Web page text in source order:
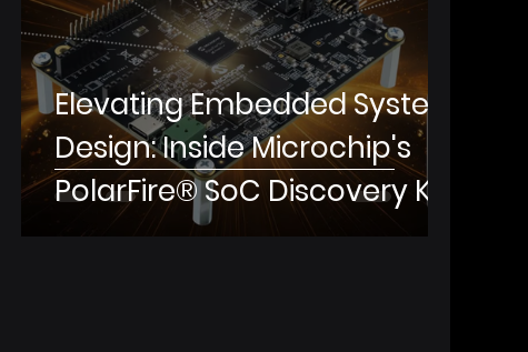
Elevating Embedded System
Design: Inside Microchip's
PolarFire® SoC Discovery Kit